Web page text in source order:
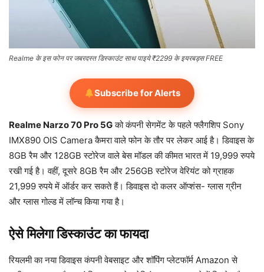
Realme के इस फोन पर जबरदस्त डिस्काउंट साथ पाइये ₹2299 के इयरबड्स FREE
Subscribe for Alerts
Realme Narzo 70 Pro 5Gको कंपनी सेगमेंट के पहले फ्लैगशिप Sony
IMX890 OIS Camera कैमरा वाले फोन के तौर पर लेकर आई है। डिवाइस के
8GB रैम और 128GB स्टोरेज वाले बेस मॉडल की कीमत भारत में 19,999 रुपये
रखी गई है। वहीं, दूसरे 8GB रैम और 256GB स्टोरेज वेरियंट को ग्राहक
21,999 रुपये में ऑर्डर कर सकते हैं। डिवाइस दो कलर ऑप्शंस- ग्लास ग्रीन
और ग्लास गोल्ड में लॉन्च किया गया है।
ऐसे मिलेगा डिस्काउंट का फायदा
रियलमी का नया डिवाइस कंपनी वेबसाइट और शॉपिंग प्लेटफॉर्म Amazon से